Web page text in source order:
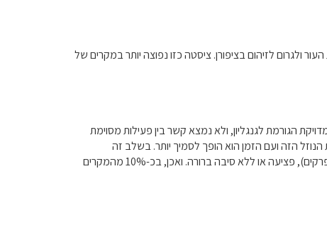
ולגרום לזיהום בציפורן. ציסטה כזו נפוצה יותר במקרים של
וילדים. טרם נמצאה סיבה מדויקת הגורמת לגנגליון, ולא נמצא קשר בין פעילות מסוימת
הנוזל הזה ועם הזמן הוא הופך לסמיך יותר. בשלב זה
מתאפשרת כניסה חד כיוונית של נוזל לציסטה, והוא לא יכול לצאת ממנה חזרה למפרק. לעתים הדליפה נגרמת בעקבות ארתריטיס (דלקת פרקים), פציעה או ללא סיבה ברורה. ואכן, בכ-10% מהמקרים